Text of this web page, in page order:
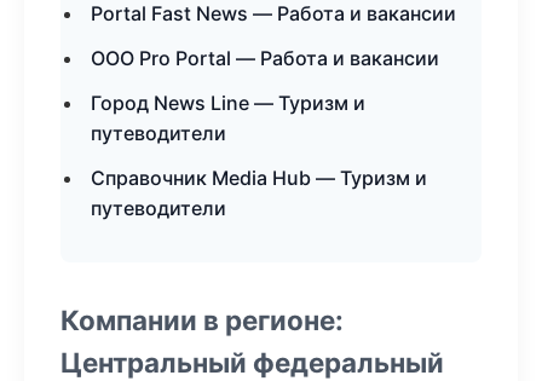
Portal Fast News — Работа и вакансии
ООО Pro Portal — Работа и вакансии
Город News Line — Туризм и
путеводители
Справочник Media Hub — Туризм и
путеводители
Компании в регионе:
Центральный федеральный